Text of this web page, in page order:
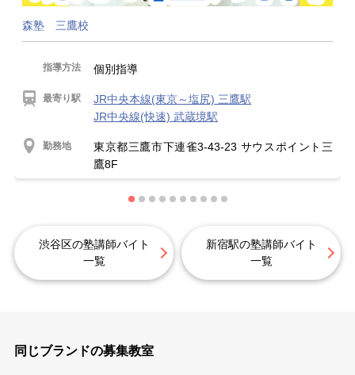
森塾 三鷹校
指導方法 個別指導
最寄り駅
JR中央本線(東京～塩尻) 三鷹駅
JR中央線(快速) 武蔵境駅
勤務地
東京都三鷹市下連雀3-43-23 サウスポイント三
鷹8F
渋谷区の塾講師バイト
一覧
新宿駅の塾講師バイト
一覧
同じブランドの募集教室